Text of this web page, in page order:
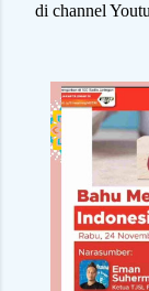
di channel